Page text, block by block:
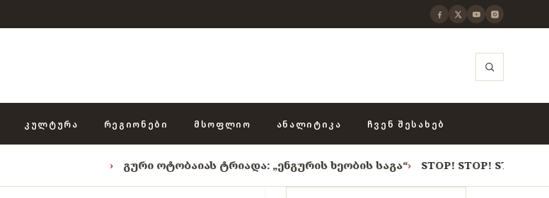
ᲙᲣᲚᲢᲣᲠᲐ ᲠᲔᲒᲘᲝᲜᲔᲑᲘ ᲛᲡᲝᲤᲚᲘᲝ ᲐᲜᲐᲚᲘᲢᲘᲙᲐ ᲩᲕᲔᲜ ᲨᲔᲡᲐᲮᲔᲑ
გური ოტობაიას ტრიადა: „ენგურის ხეობის საგა“› STOP! STOP! STOP! › როცა